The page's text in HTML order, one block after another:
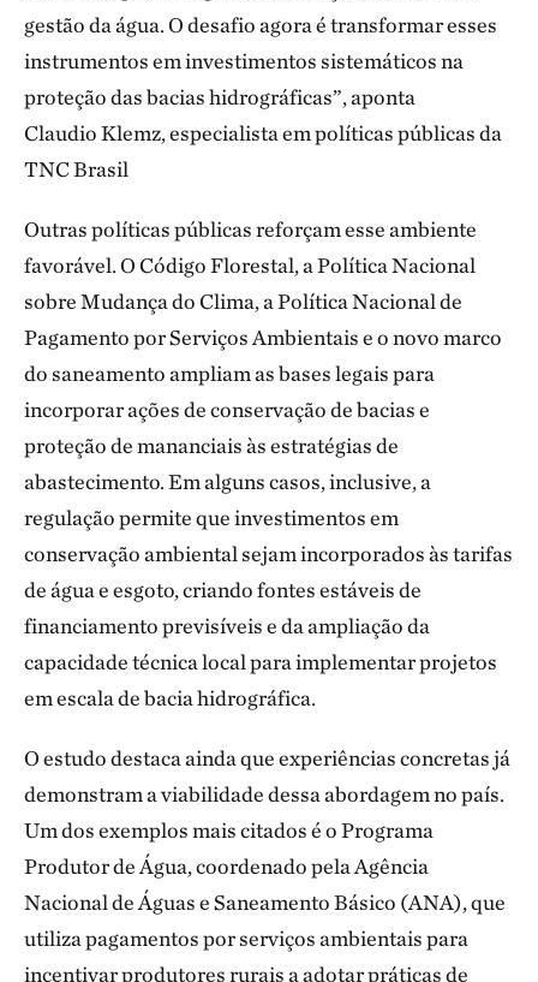
gestão da água. O desafio agora é transformar esses
instrumentos em investimentos sistemáticos na
proteção das bacias hidrográficas”, aponta
Claudio Klemz, especialista em políticas públicas da
TNC Brasil
Outras políticas públicas reforçam esse ambiente
favorável. O Código Florestal, a Política Nacional
sobre Mudança do Clima, a Política Nacional de
Pagamento por Serviços Ambientais e o novo marco
do saneamento ampliam as bases legais para
incorporar ações de conservação de bacias e
proteção de mananciais às estratégias de
abastecimento. Em alguns casos, inclusive, a
regulação permite que investimentos em
conservação ambiental sejam incorporados às tarifas
de água e esgoto, criando fontes estáveis de
financiamento previsíveis e da ampliação da
capacidade técnica local para implementar projetos
em escala de bacia hidrográfica.
O estudo destaca ainda que experiências concretas já
demonstram a viabilidade dessa abordagem no país.
Um dos exemplos mais citados é o Programa
Produtor de Água, coordenado pela Agência
Nacional de Águas e Saneamento Básico (ANA), que
utiliza pagamentos por serviços ambientais para
incentivar produtores rurais a adotar práticas de